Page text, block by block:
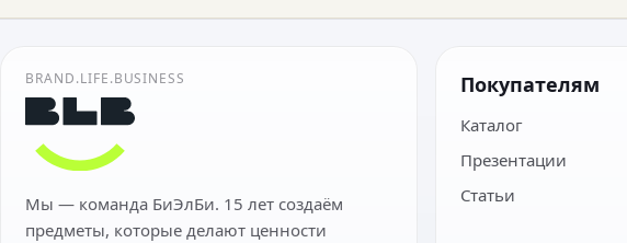
BRAND.LIFE.BUSINESS
Мы — команда БиЭлБи. 15 лет создаём
предметы, которые делают ценности
Покупателям
Каталог
Презентации
Статьи